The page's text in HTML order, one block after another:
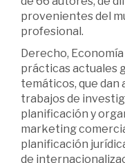
provenientes del
profesional.
Derecho,
prácticas actuales
temáticos, que dan
trabajos de
planificación y
marketing
planificación
de